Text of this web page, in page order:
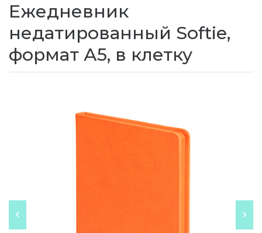
Ежедневник
недатированный Softie,
формат А5, в клетку